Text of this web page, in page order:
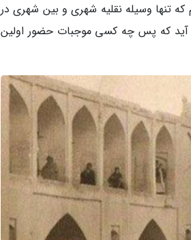
تنها وسیله نقلیه شهری و بین شهری در
آید که پس چه کسی موجبات حضور اولین